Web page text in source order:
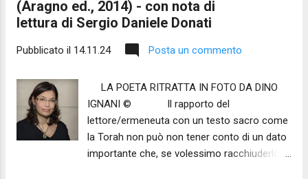
(Aragno ed., 2014) - con nota di
lettura di Sergio Daniele Donati
Pubblicato il 14.11.24 Posta un commento
LA POETA RITRATTA IN FOTO DA DINO
IGNANI © Il rapporto del
lettore/ermeneuta con un testo sacro come
la Torah non può non tener conto di un dato
importante che, se volessimo racchiuderlo in